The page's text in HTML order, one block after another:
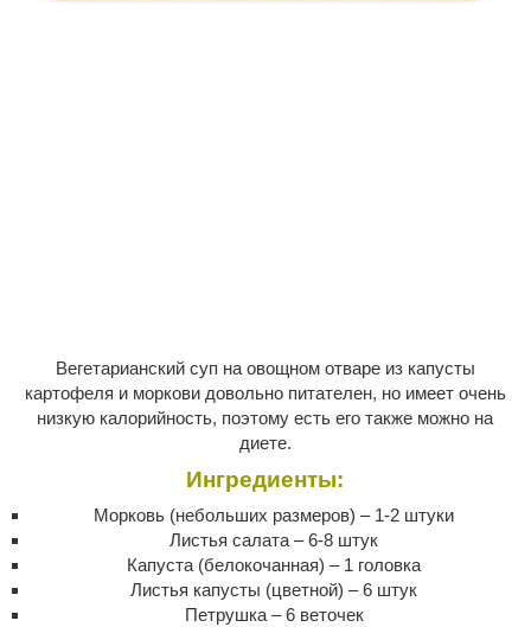
Вегетарианский суп на овощном отваре из капусты
картофеля и моркови довольно питателен, но имеет очень
низкую калорийность, поэтому есть его также можно на
диете.
Ингредиенты:
Морковь (небольших размеров) – 1-2 штуки
Листья салата – 6-8 штук
Капуста (белокочанная) – 1 головка
Листья капусты (цветной) – 6 штук
Петрушка – 6 веточек